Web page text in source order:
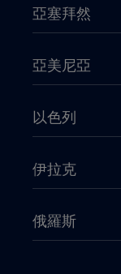
亞塞拜然
亞美尼亞
以色列
伊拉克
俄羅斯